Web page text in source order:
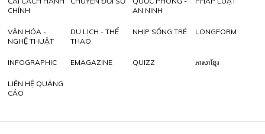
CHÍNH
AN NINH
VĂN HÓA -
NGHỆ THUẬT
DU LỊCH - THỂ
THAO
NHỊP SỐNG TRẺ LONGFORM
INFOGRAPHIC EMAGAZINE QUIZZ ភាសាខ្មែរ
LIÊN HỆ QUẢNG
CÁO